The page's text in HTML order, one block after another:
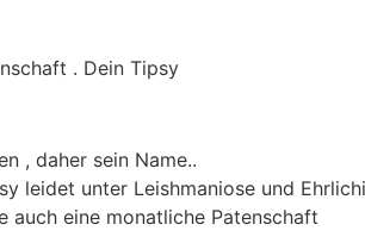
. Dein Tipsy
, daher sein Name..
leidet unter Leishmaniose und
auch eine monatliche Patenschaft